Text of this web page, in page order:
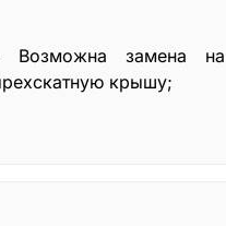
Возможна замена на
крышу;